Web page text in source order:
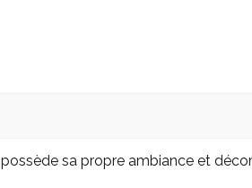
sa propre ambiance et